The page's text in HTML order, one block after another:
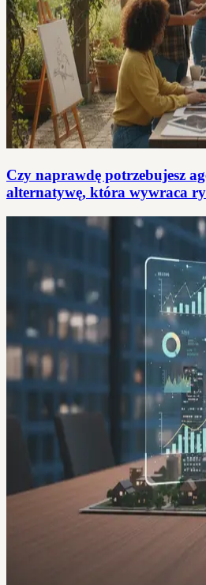
Czy naprawdę potrzebujesz
alternatywę, która wywraca